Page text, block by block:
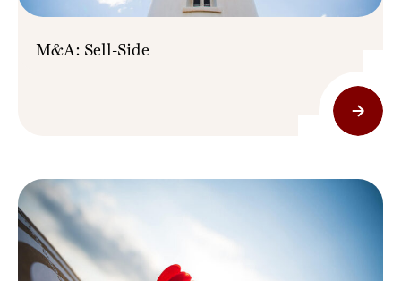
M&A: Sell-Side